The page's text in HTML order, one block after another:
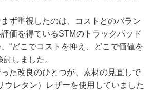
ず重視したのは、コストとのバラン
価を得ているSTMのトラックパッド
“どこでコストを抑え、どこで価値を
しました。
た改良のひとつが、素材の見直しで
ウレタン）レザーを使用していました